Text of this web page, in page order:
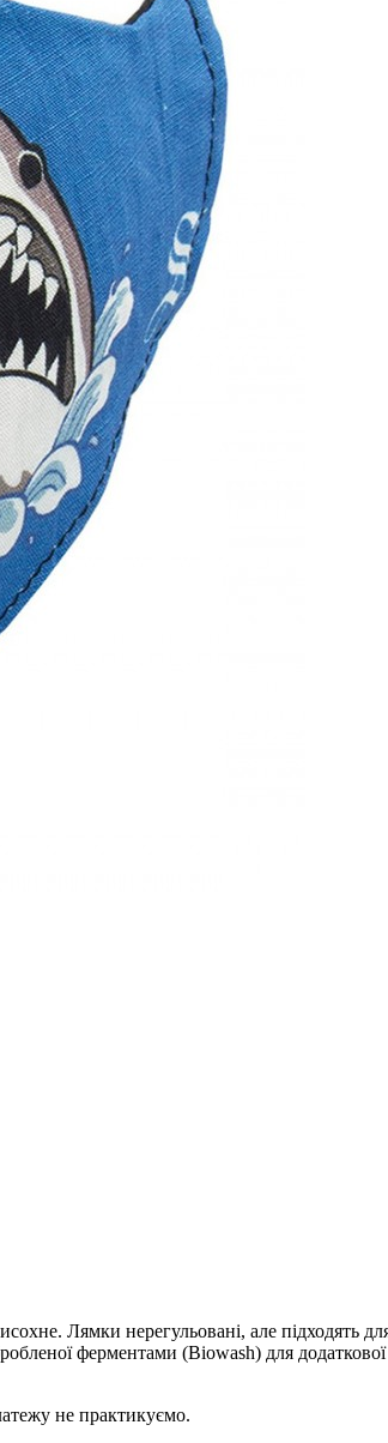
Лямки нерегульовані, але підходять
ферментами (Biowash) для додаткової
не практикуємо.